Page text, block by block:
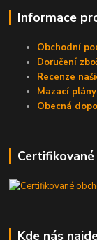
Informace
Obchodní
Doručení
Recenze
Mazací plány
Obecná
Kde nás